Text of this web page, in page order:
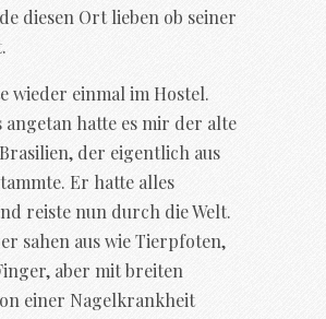
diesen Ort lieben ob seiner
wieder einmal im Hostel.
angetan hatte es mir der alte
der eigentlich aus
Er hatte alles
reiste nun durch die Welt.
sahen aus wie Tierpfoten,
aber mit breiten
einer Nagelkrankheit